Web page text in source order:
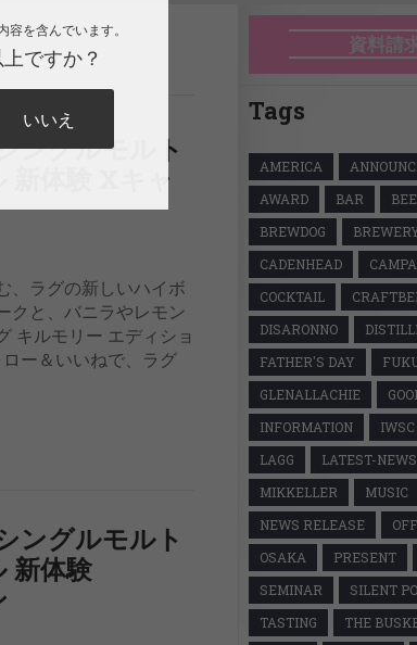
ングルモルト
新体験 Xキャ
、ラグの新しいハイボ
クと、バニラやレモン
キルモリー エディショ
ー＆いいねで、ラグ
ングルモルト
新体験
資料請
Tags
AMERICA
AWARD
BAR
BREWDOG
CADENHEAD
COCKTAIL
DISARONNO
FATHER'S DAY
GLENALLACHIE
INFORMATION
IWSC
LAGG
LATEST-NEWS
MIKKELLER
MUSIC
NEWS RELEASE
OSAKA
PRESENT
SEMINAR
SILENT
TASTING
THE
容を含んでいます。
ですか？
いいえ